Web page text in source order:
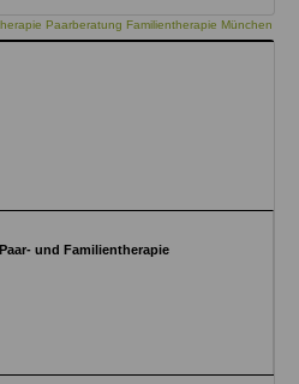
Paarberatung Familientherapie München
und Familientherapie